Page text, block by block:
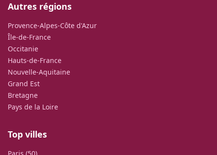
Autres régions
Provence-Alpes-Côte d'Azur
Île-de-France
Occitanie
Hauts-de-France
Nouvelle-Aquitaine
Grand Est
Bretagne
Pays de la Loire
Top villes